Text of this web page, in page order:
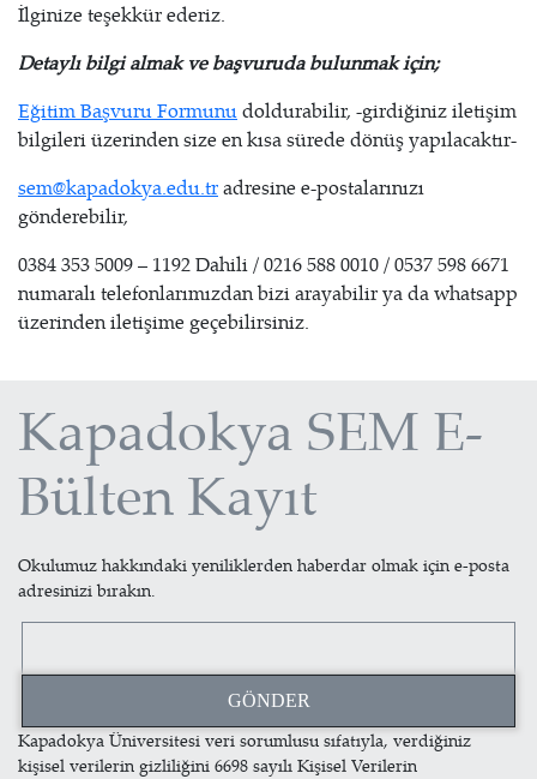
İlginize teşekkür ederiz.
Detaylı bilgi almak ve başvuruda bulunmak için;
Eğitim Başvuru Formunudoldurabilir, -girdiğiniz iletişim
bilgileri üzerinden size en kısa sürede dönüş yapılacaktır-
sem@kapadokya.edu.tradresine e-postalarınızı
gönderebilir,
0384 353 5009 – 1192 Dahili / 0216 588 0010 / 0537 598 6671
numaralı telefonlarımızdan bizi arayabilir ya da whatsapp
üzerinden iletişime geçebilirsiniz.
Kapadokya SEM E-
Bülten Kayıt
Okulumuz hakkındaki yeniliklerden haberdar olmak için e-posta
adresinizi bırakın.
Kapadokya Üniversitesi veri sorumlusu sıfatıyla, verdiğiniz
kişisel verilerin gizliliğini 6698 sayılı Kişisel Verilerin